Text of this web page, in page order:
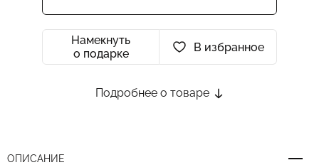
Намекнуть
о подарке
В избранное
Подробнее о товаре
ОПИСАНИЕ